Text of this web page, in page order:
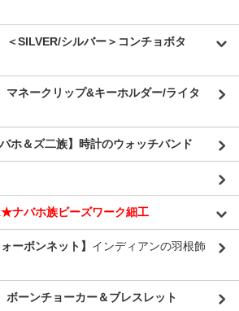
＜SILVER/シルバー＞コンチョボタ
マネークリップ&キーホルダー/ライタ
ホ＆ズ二族】時計のウォッチバンド
バホ族ビーズワーク細工
ーボンネット】 インディアンの羽根飾
ボーンチョーカー＆ブレスレット